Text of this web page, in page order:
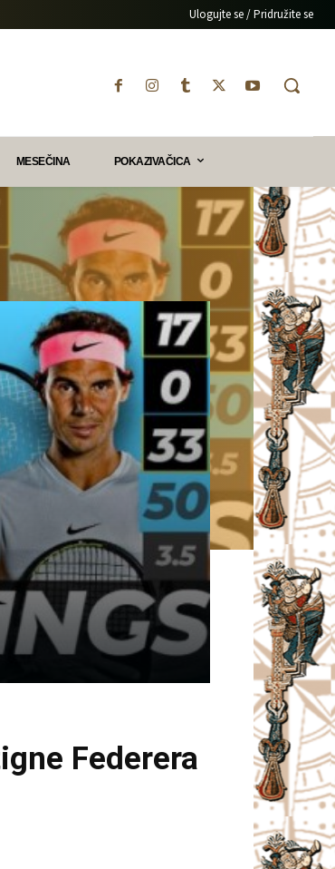
Ulogujte se / Pridružite se
MESEČINA POKAZIVAČICA
Federera